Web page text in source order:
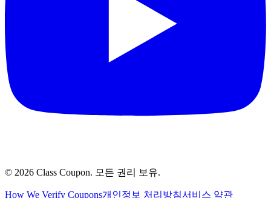
© 2026 Class Coupon. 모든 권리 보유.
How We Verify Coupons개인정보 처리방침서비스 약관